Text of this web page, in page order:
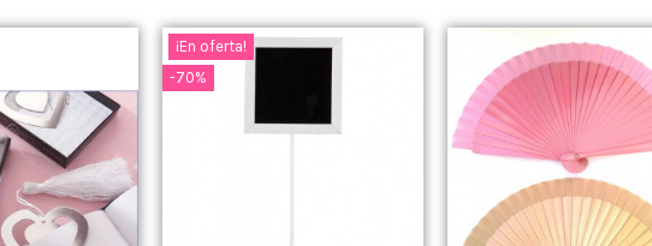
¡En oferta!
-70%